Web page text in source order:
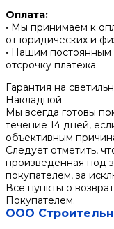
Оплата:
• Мы принимаем к
от юридических и
• Нашим постоянным
отсрочку платежа.
Гарантия на
Накладной
Мы всегда готовы
течение 14 дней,
объективным
Следует отметить,
произведенная под
покупателем, за
Все пункты о
Покупателем.
ООО